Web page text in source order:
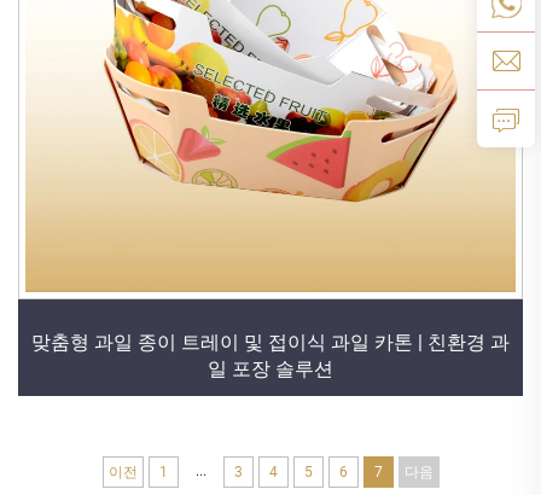
맞춤형 과일 종이 트레이 및 접이식 과일 카톤 | 친환경 과
일 포장 솔루션
이전 1 ... 3 4 5 6 7 다음